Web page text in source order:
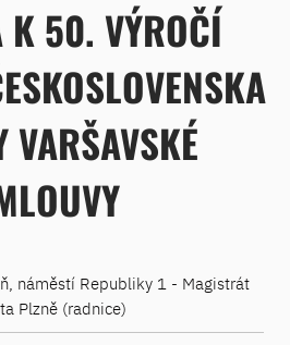
K 50. VÝROČÍ
VARŠAVSKÉ
náměstí Republiky 1 - Magistrát
Plzně (radnice)